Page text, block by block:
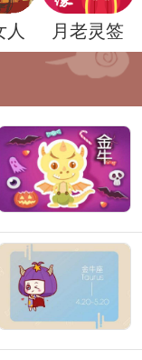
，现代心理
梦境往往是
心情感和压力
鲫鱼可能也
情感和愿望。
富有象征意
到来，也可
而，无论梦
自己的内心进
人 月老灵签